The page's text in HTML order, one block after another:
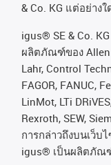
& Co. KG แต่อย่างใ
igus® SE & Co.
ผลิตภัณฑ์ของ Allen
Lahr, Control
FAGOR, FANUC,
LinMot, LTi
Rexroth, SEW,
การกล่าวถึงบนเว็
igus® เป็นผลิตภัณ